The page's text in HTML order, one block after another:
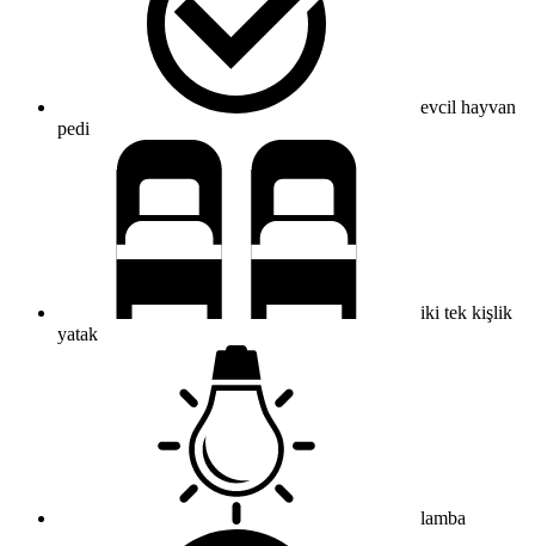
evcil hayvan
pedi
iki tek kişlik
yatak
lamba